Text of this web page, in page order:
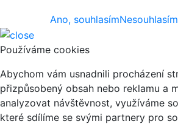
Ano, souhlasímNesouhlasím
Používáme cookies
Abychom vám usnadnili procházení
přizpůsobený obsah nebo reklamu a
analyzovat návštěvnost, využíváme
které sdílíme se svými partnery pro